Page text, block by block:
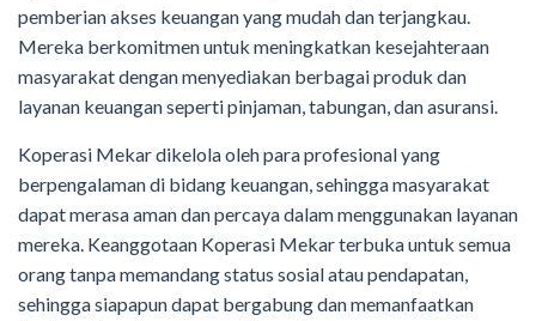
pemberian akses keuangan yang mudah dan terjangkau.
Mereka berkomitmen untuk meningkatkan kesejahteraan
masyarakat dengan menyediakan berbagai produk dan
layanan keuangan seperti pinjaman, tabungan, dan asuransi.
Koperasi Mekar dikelola oleh para profesional yang
berpengalaman di bidang keuangan, sehingga masyarakat
dapat merasa aman dan percaya dalam menggunakan layanan
mereka. Keanggotaan Koperasi Mekar terbuka untuk semua
orang tanpa memandang status sosial atau pendapatan,
sehingga siapapun dapat bergabung dan memanfaatkan